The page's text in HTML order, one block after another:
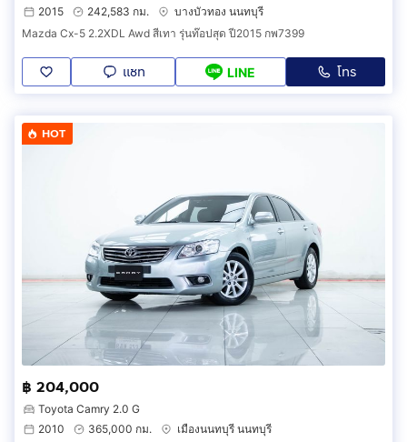
2015
242,583 กม.
บางบัวทอง นนทบุรี
Mazda Cx-5 2.2XDL Awd สีเทา รุ่นท๊อปสุด ปี2015 กพ7399
แชท LINE โทร
HOT
฿ 204,000
Toyota Camry 2.0 G
2010
365,000 กม.
เมืองนนทบุรี นนทบุรี